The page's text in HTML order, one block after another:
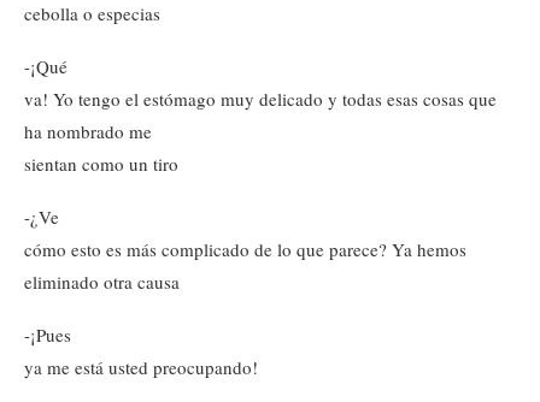
cebolla o especias
-¡Qué
va! Yo tengo el estómago muy delicado y todas esas cosas que
ha nombrado me
sientan como un tiro
-¿Ve
cómo esto es más complicado de lo que parece? Ya hemos
eliminado otra causa
-¡Pues
ya me está usted preocupando!